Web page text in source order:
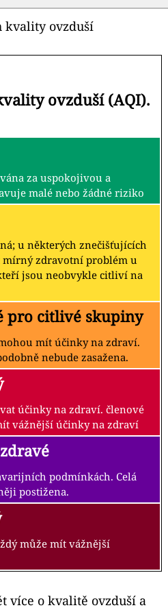
kvality ovzduší
ovzduší (AQI).
za uspokojivou a
malé nebo žádné riziko
u některých znečišťujících
mírný zdravotní problém u
jsou neobvykle citliví na
pro citlivé skupiny
mít účinky na zdraví.
nebude zasažena.
účinky na zdraví. členové
vážnější účinky na zdraví
podmínkách. Celá
postižena.
může mít vážnější
více o kvalitě ovzduší a